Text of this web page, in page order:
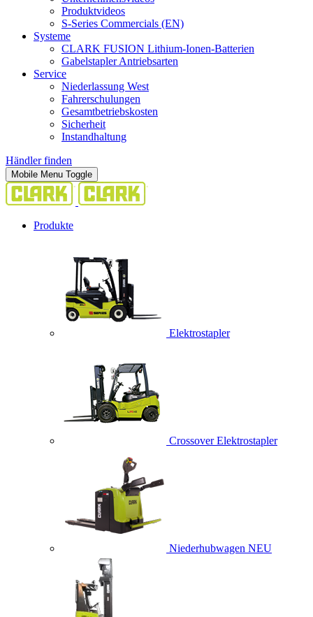
Produktvideos
S-Series Commercials (EN)
Systeme
CLARK FUSION Lithium-Ionen-Batterien
Gabelstapler Antriebsarten
Service
Niederlassung West
Fahrerschulungen
Gesamtbetriebskosten
Sicherheit
Instandhaltung
Händler finden
Mobile Menu Toggle
Produkte
Elektrostapler
Crossover Elektrostapler
Niederhubwagen NEU